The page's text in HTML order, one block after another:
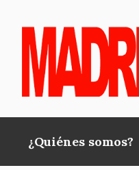
Main
¿Quiénes somos?